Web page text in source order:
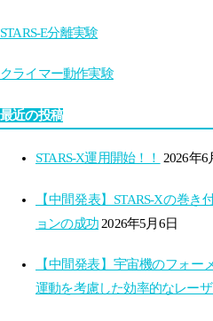
STARS-E分離実験
クライマー動作実験
最近の投稿
STARS-X運用開始！！ 2026年6
【中間発表】STARS-Xの巻
ョンの成功 2026年5月6日
【中間発表】宇宙機のフォ
運動を考慮した効率的なレー